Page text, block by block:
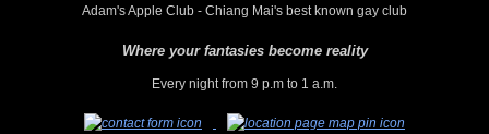
Adam's Apple Club - Chiang Mai's best known gay club
Where your fantasies become reality
Every night from 9 p.m to 1 a.m.